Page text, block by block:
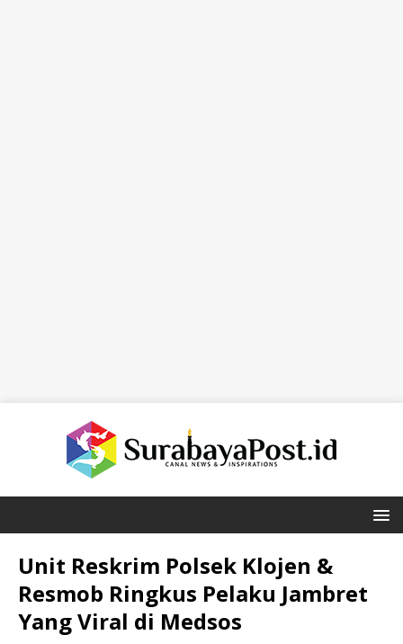
Unit Reskrim Polsek Klojen &
Resmob Ringkus Pelaku Jambret
Yang Viral di Medsos